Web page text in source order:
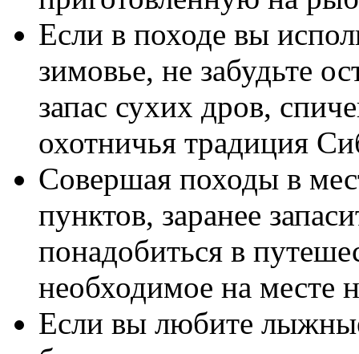
Если в походе вы
зимовье, не забудьте
запас сухих дров,
охотничья традиция
Совершая походы в
пунктов, заранее
понадобиться в
необходимое на месте
Если вы любите